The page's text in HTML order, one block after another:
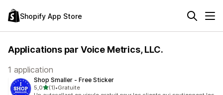
Shopify App Store
Applications par Voice Metrics, LLC.
1 application
Shop Smaller ‑ Free Sticker
5,0étoile(s) sur 5
(1)
1 avis au total
•Gratuite